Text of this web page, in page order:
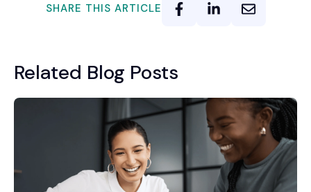
SHARE THIS ARTICLE
Related Blog Posts